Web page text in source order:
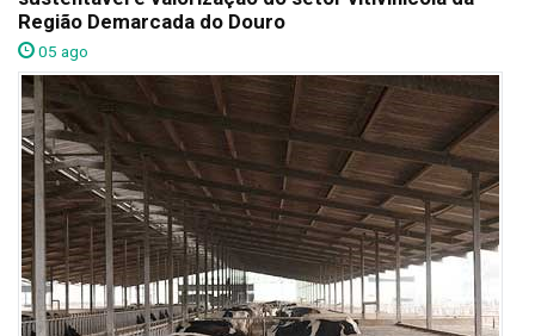
Região Demarcada do Douro
05 ago